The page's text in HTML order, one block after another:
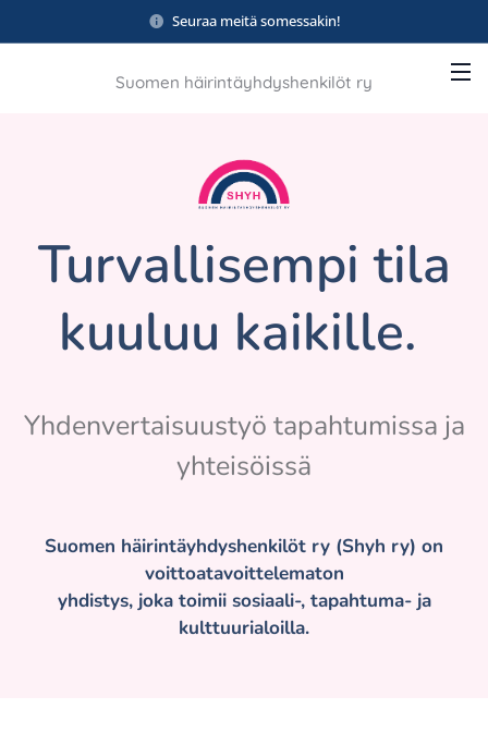
Seuraa meitä somessakin!
Suomen häirintäyhdyshenkilöt ry
Turvallisempi tila
kuuluu kaikille.
Yhdenvertaisuustyö tapahtumissa ja
yhteisöissä
Suomen häirintäyhdyshenkilöt ry (Shyh ry) on
voittoatavoittelematon
yhdistys, joka toimii sosiaali-, tapahtuma- ja
kulttuurialoilla.